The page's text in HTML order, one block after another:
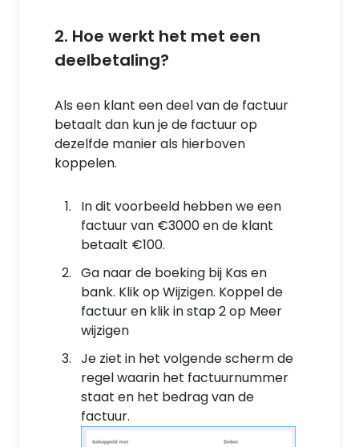
2. Hoe werkt het met een
deelbetaling?
Als een klant een deel van de factuur
betaalt dan kun je de factuur op
dezelfde manier als hierboven
koppelen.
In dit voorbeeld hebben we een
factuur van €3000 en de klant
betaalt €100.
Ga naar de boeking bij Kas en
bank. Klik op Wijzigen. Koppel de
factuur en klik in stap 2 op Meer
wijzigen
Je ziet in het volgende scherm de
regel waarin het factuurnummer
staat en het bedrag van de
factuur.